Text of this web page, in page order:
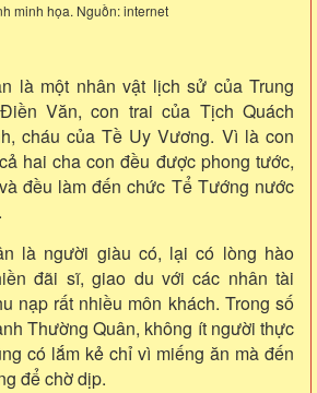
minh họa. Nguồn: internet
là một nhân vật lịch sử của Trung
Văn, con trai của Tịch Quách
cháu của Tề Uy Vương. Vì là con
hai cha con đều được phong tước,
đều làm đến chức Tể Tướng nước
là người giàu có, lại có lòng hào
đãi sĩ, giao du với các nhân tài
nạp rất nhiều môn khách. Trong số
Thường Quân, không ít người thực
có lắm kẻ chỉ vì miếng ăn mà đến
để chờ dịp.